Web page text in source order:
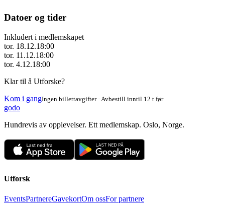
Datoer og tider
Inkludert i medlemskapet
tor. 18.12.18:00
tor. 11.12.18:00
tor. 4.12.18:00
Klar til å Utforske?
Kom i gangIngen billettavgifter · Avbestill inntil 12 t før
godo
Hundrevis av opplevelser. Ett medlemskap. Oslo, Norge.
Utforsk
EventsPartnereGavekortOm ossFor partnere